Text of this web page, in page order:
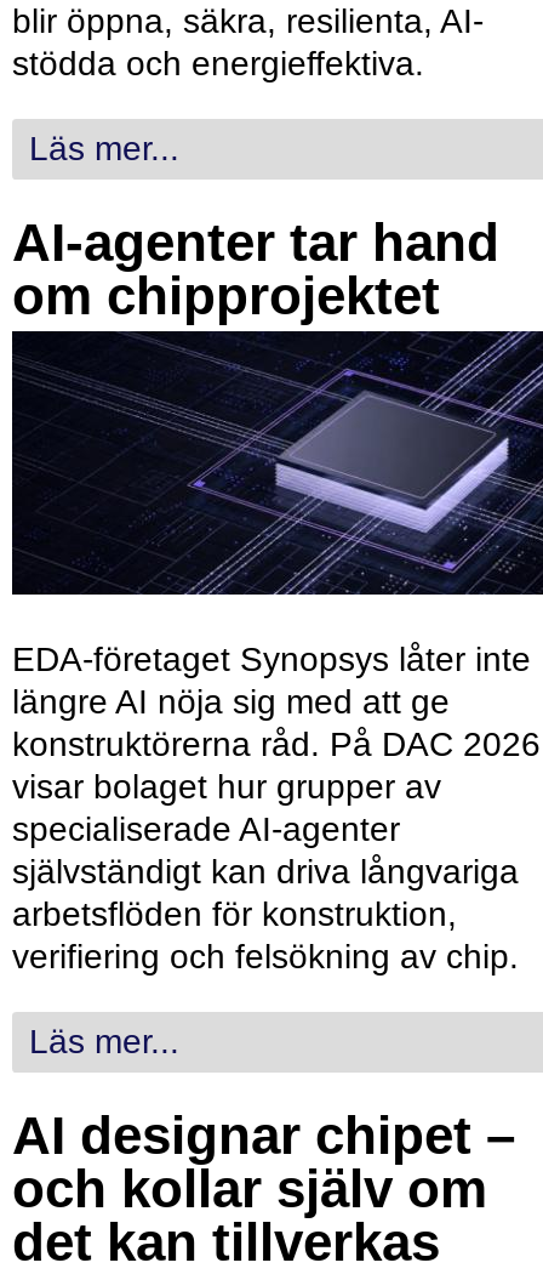
blir öppna, säkra, resilienta, AI-
stödda och energieffektiva.
Läs mer...
AI-agenter tar hand
om chipprojektet
EDA-företaget Synopsys låter inte
längre AI nöja sig med att ge
konstruktörerna råd. På DAC 2026
visar bolaget hur grupper av
specialiserade AI-agenter
självständigt kan driva långvariga
arbetsflöden för konstruktion,
verifiering och felsökning av chip.
Läs mer...
AI designar chipet –
och kollar själv om
det kan tillverkas